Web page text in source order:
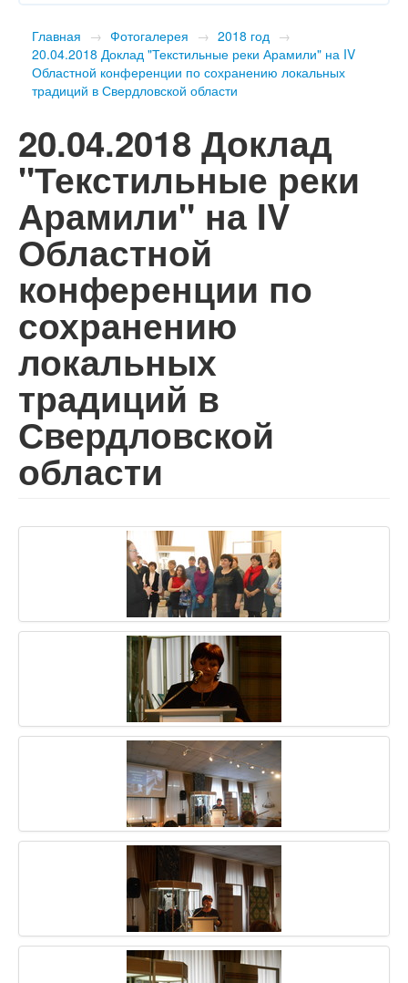
Главная → Фотогалерея → 2018 год →
20.04.2018 Доклад "Текстильные реки Арамили" на IV
Областной конференции по сохранению локальных
традиций в Свердловской области
20.04.2018 Доклад
"Текстильные реки
Арамили" на IV
Областной
конференции по
сохранению
локальных
традиций в
Свердловской
области